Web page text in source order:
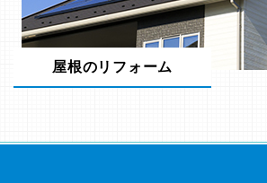
屋根のリフォーム